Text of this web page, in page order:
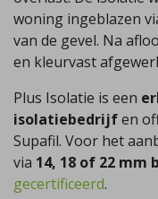
woning ingeblazen
van de gevel. Na
en kleurvast
Plus Isolatie is een
isolatiebedrijfen
Supafil. Voor het
via 14, 18 of 22 mm
gecertificeerd.